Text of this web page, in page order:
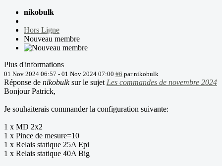
nikobulk
Hors Ligne
Nouveau membre
Plus d'informations
01 Nov 2024 06:57 - 01 Nov 2024 07:00 #6 parnikobulk
Réponse de nikobulksur le sujet Les commandes de novembre 2024
Bonjour Patrick,
Je souhaiterais commander la configuration suivante:
1 x MD 2x2
1 x Pince de mesure=10
1 x Relais statique 25A Epi
1 x Relais statique 40A Big